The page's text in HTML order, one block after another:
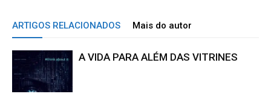
ARTIGOS RELACIONADOS Mais do autor
A VIDA PARA ALÉM DAS VITRINES